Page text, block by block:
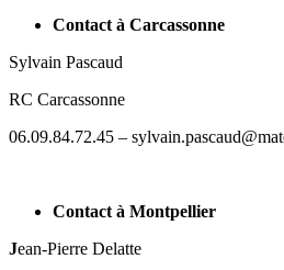
Contact à Carcassonne
Sylvain Pascaud
RC Carcassonne
06.09.84.72.45 –
Contact à Montpellier
Jean-Pierre Delatte